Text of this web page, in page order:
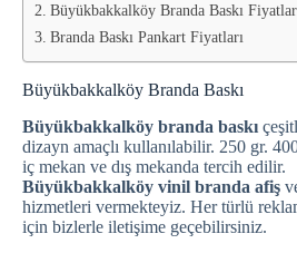
Büyükbakkalköy Branda Baskı
Branda Baskı Pankart Fiyatları
Büyükbakkalköy Branda Baskı
Büyükbakkalköy branda baskı
dizayn amaçlı kullanılabilir. 250 gr.
iç mekan ve dış mekanda tercih edilir.
Büyükbakkalköy vinil branda afiş
hizmetleri vermekteyiz. Her türlü
için bizlerle iletişime geçebilirsiniz.